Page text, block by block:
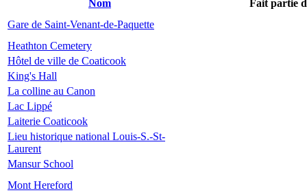
Nom
Fait partie
Gare de Saint-Venant-de-Paquette
Heathton Cemetery
Hôtel de ville de Coaticook
King's Hall
La colline au Canon
Lac Lippé
Laiterie Coaticook
Lieu historique national Louis-S.-St-
Laurent
Mansur School
Mont Hereford